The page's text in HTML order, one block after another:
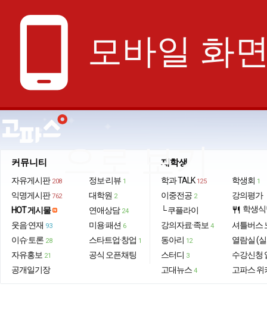
phone_android 모바일 화
으로 보기
커뮤니티
자유게시판 208
익명게시판 762
HOT 게시물
웃음·연재 93
이슈·토론 28
자유홍보 21
공개일기장
정보·리뷰 1
대학원 2
연애상담 24
미용·패션 6
스타트업·창업 1
공식 오픈채팅
재학생
학과 TALK 125
이중전공 2
└ 쿠플라이
강의자료·족보 4
동아리 12
스터디 3
고대뉴스 4
학생회 1
강의평가
restaurant 학생
셔틀버스
열람실 (
수강신청
고파스 위